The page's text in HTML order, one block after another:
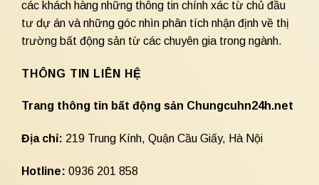
các khách hàng những thông tin chính xác từ chủ đầu
tư dự án và những góc nhìn phân tích nhận định về thị
trường bất động sản từ các chuyên gia trong ngành.
THÔNG TIN LIÊN HỆ
Trang thông tin bất động sản Chungcuhn24h.net
Địa chỉ: 219 Trung Kính, Quận Cầu Giấy, Hà Nội
Hotline: 0936 201 858